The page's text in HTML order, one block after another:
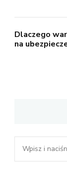
Dlaczego
na
Szukasz
czegoś?